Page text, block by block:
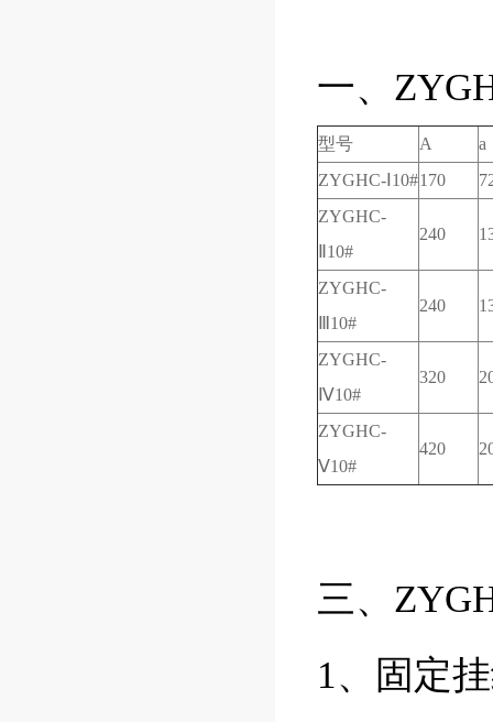
一、
型号 A
a
ZYGHC-Ⅰ10#170
ZYGHC-
Ⅱ10#
240
ZYGHC-
Ⅲ10#
240
ZYGHC-
Ⅳ10#
320
ZYGHC-
Ⅴ10#
420
三、
1、固定